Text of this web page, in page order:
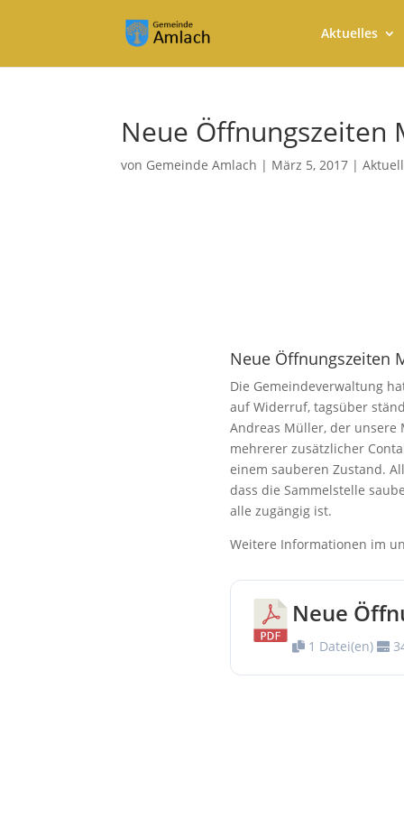
Aktuelles
Neue Öffnungszeiten
von Gemeinde Amlach | März 5, 2017 |
Neue Öffnungszeiten
Die Gemeindeverwaltung
auf Widerruf, tagsüber
Andreas Müller, der
mehrerer zusätzlicher
einem sauberen Zustand.
dass die Sammelstelle
alle zugängig ist.
Weitere Informationen im
Neue
1 Datei(en)